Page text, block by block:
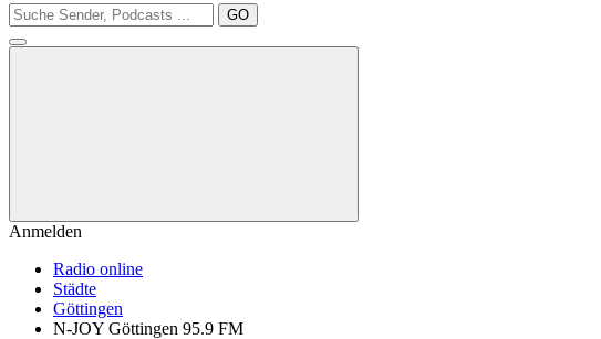
GO
Anmelden
Radio online
Städte
Göttingen
N-JOY Göttingen 95.9 FM